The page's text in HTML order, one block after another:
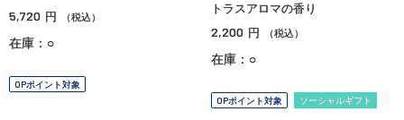
5,720 円 （税込）
在庫：○
OPポイント対象
トラスアロマの香り
2,200 円 （税込）
在庫：○
OPポイント対象 ソーシャルギフト